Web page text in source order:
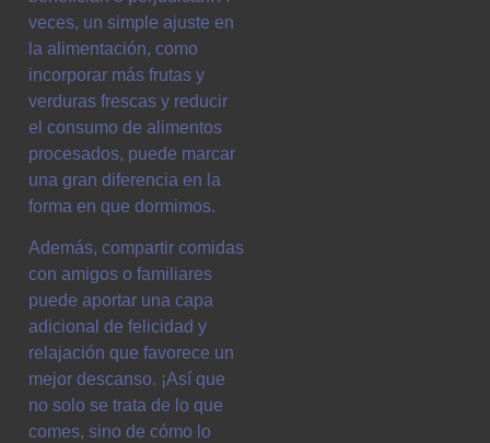
veces, un simple ajuste en
la alimentación, como
incorporar más frutas y
verduras frescas y reducir
el consumo de alimentos
procesados, puede marcar
una gran diferencia en la
forma en que dormimos.
Además, compartir comidas
con amigos o familiares
puede aportar una capa
adicional de felicidad y
relajación que favorece un
mejor descanso. ¡Así que
no solo se trata de lo que
comes, sino de cómo lo